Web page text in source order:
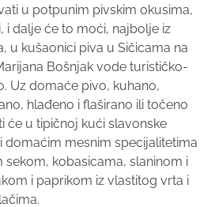
u potpunim pivskim okusima,
i dalje će to moći, najbolje iz
u kušaonici piva u Sičicama na
Bošnjak vode turističko-
Uz domaće pivo, kuhano,
hlađeno i flaširano ili točeno
će u tipičnoj kući slavonske
domaćim mesnim specijalitetima
kobasicama, slaninom i
i paprikom iz vlastitog vrta i